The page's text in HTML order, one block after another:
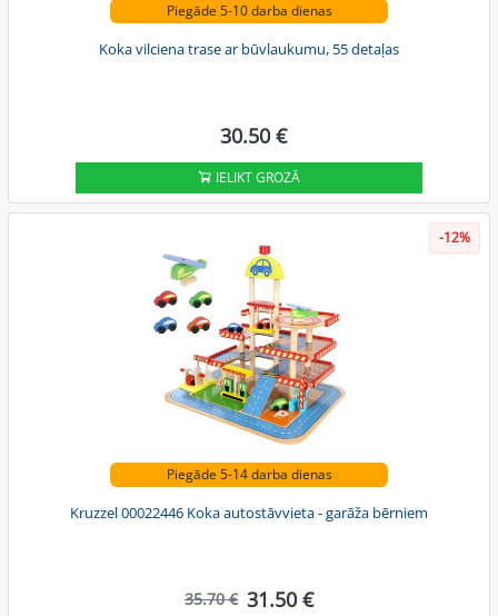
Piegāde 5-10 darba dienas
Koka vilciena trase ar būvlaukumu, 55 detaļas
30.50 €
IELIKT GROZĀ
-12%
Piegāde 5-14 darba dienas
Kruzzel 00022446 Koka autostāvvieta - garāža bērniem
35.70 € 31.50 €